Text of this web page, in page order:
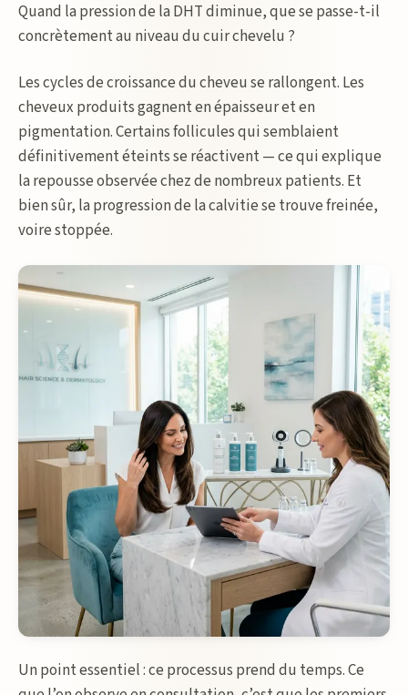
Quand la pression de la DHT diminue, que se passe-t-il
concrètement au niveau du cuir chevelu ?
Les cycles de croissance du cheveu se rallongent. Les
cheveux produits gagnent en épaisseur et en
pigmentation. Certains follicules qui semblaient
définitivement éteints se réactivent — ce qui explique
la repousse observée chez de nombreux patients. Et
bien sûr, la progression de la calvitie se trouve freinée,
voire stoppée.
Un point essentiel : ce processus prend du temps. Ce